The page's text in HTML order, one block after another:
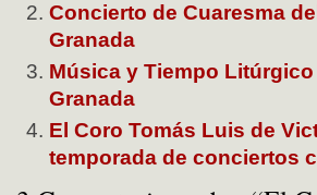
Concierto de Cuaresma
Granada
Música y Tiempo
Granada
El Coro Tomás Luis de
temporada de conciertos